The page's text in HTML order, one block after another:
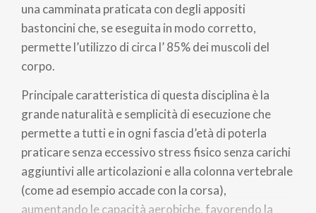
una camminata praticata con degli appositi
bastoncini che, se eseguita in modo corretto,
permette l’utilizzo di circa l’ 85% dei muscoli del
corpo.
Principale caratteristica di questa disciplina è la
grande naturalità e semplicità di esecuzione che
permette a tutti e in ogni fascia d’età di poterla
praticare senza eccessivo stress fisico senza carichi
aggiuntivi alle articolazioni e alla colonna vertebrale
(come ad esempio accade con la corsa),
aumentando le capacità aerobiche, favorendo la